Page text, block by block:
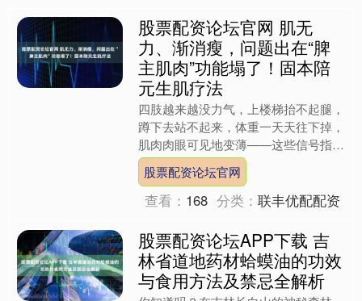
股票配资论坛官网 肌无
力、渐消瘦，问题出在“脾
主肌肉”功能塌了！固本陪
元生肌疗法
四肢越来越没力气，上楼梯抬不起腿，
蹲下去站不起来，体重一天天往下掉，
肌肉肉眼可见地变薄——这些信号指向
同一个核心问题：脾主肌肉的功能，正
在崩塌。 脾虚则肉削：中....
股票配资论坛官网
查看：168 分类：
林省道地药材蛤蟆油的功效
与食用方法及禁忌全解析
你知道吗？在吉林长白山的神秘森林